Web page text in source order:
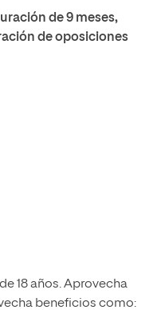
de 9 meses,
de oposiciones
18 años. Aprovecha
beneficios como: